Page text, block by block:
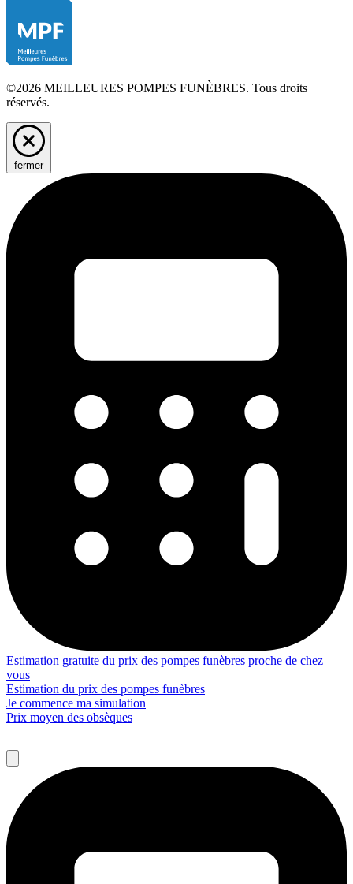
©2026 MEILLEURES POMPES FUNÈBRES. Tous droits
réservés.
fermer
Estimation gratuite du prix des pompes funèbres proche de chez
vous
Estimation du prix des pompes funèbres
Je commence ma simulation
Prix moyen des obsèques